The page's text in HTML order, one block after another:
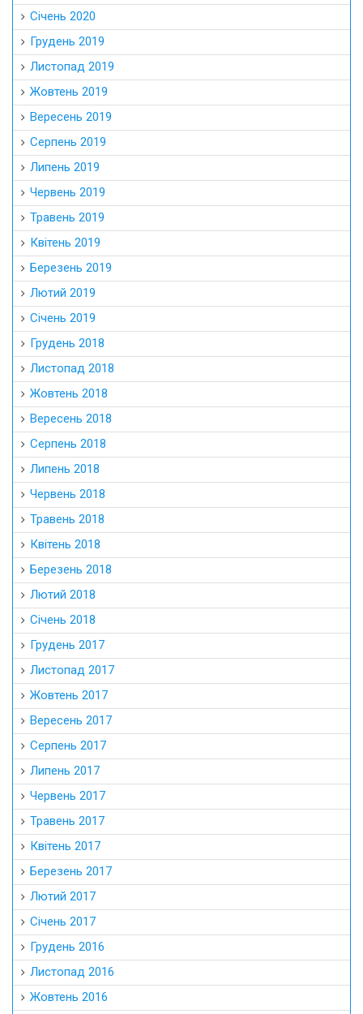
Січень 2020
Грудень 2019
Листопад 2019
Жовтень 2019
Вересень 2019
Серпень 2019
Липень 2019
Червень 2019
Травень 2019
Квітень 2019
Березень 2019
Лютий 2019
Січень 2019
Грудень 2018
Листопад 2018
Жовтень 2018
Вересень 2018
Серпень 2018
Липень 2018
Червень 2018
Травень 2018
Квітень 2018
Березень 2018
Лютий 2018
Січень 2018
Грудень 2017
Листопад 2017
Жовтень 2017
Вересень 2017
Серпень 2017
Липень 2017
Червень 2017
Травень 2017
Квітень 2017
Березень 2017
Лютий 2017
Січень 2017
Грудень 2016
Листопад 2016
Жовтень 2016